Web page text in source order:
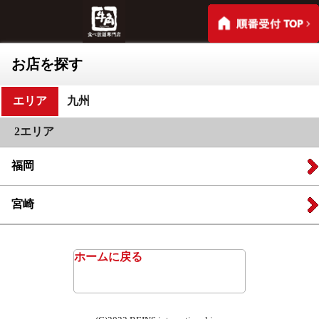
お店を探す
エリア 九州
2エリア
福岡
宮崎
ホームに戻る